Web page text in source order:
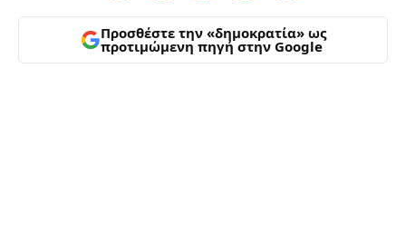
Προσθέστε την «δημοκρατία» ως
προτιμώμενη πηγή στην Google